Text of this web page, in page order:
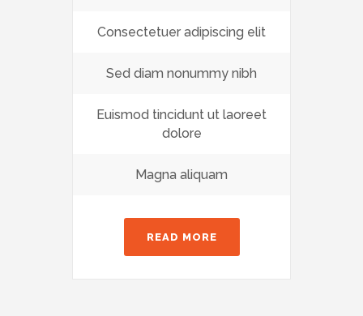
Consectetuer adipiscing elit
Sed diam nonummy nibh
Euismod tincidunt ut laoreet
dolore
Magna aliquam
READ MORE